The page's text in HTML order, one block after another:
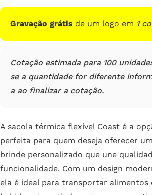
clientes
Gravação grátis de um logo em 1
Cotação estimada para 100
se a quantidade for diferente
a ao finalizar a cotação.
A sacola térmica flexível Coast é a
perfeita para quem deseja oferecer um
brinde personalizado que une
funcionalidade. Com um design
ela é ideal para transportar alimentos